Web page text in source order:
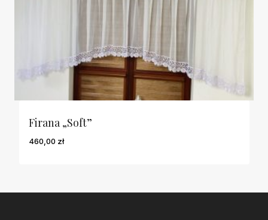
Firana „Soft”
460,00 zł